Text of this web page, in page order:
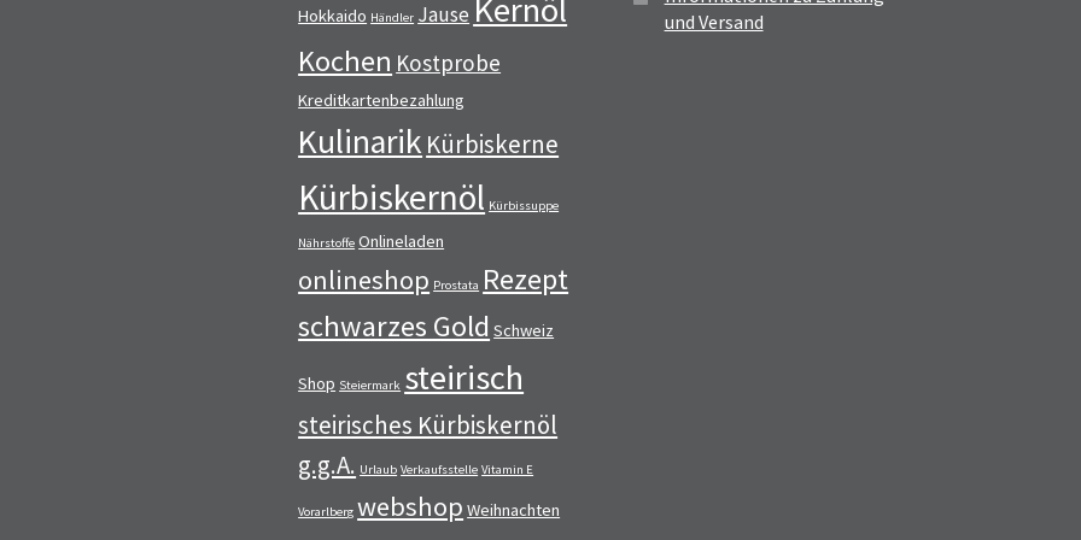
Hokkaido Händler Jause Kernöl
Kochen Kostprobe
Kreditkartenbezahlung
Kulinarik Kürbiskerne
Kürbiskernöl Kürbissuppe
Nährstoffe Onlineladen
onlineshop Prostata Rezept
schwarzes Gold Schweiz
Shop Steiermark steirisch
steirisches Kürbiskernöl
g.g.A. Urlaub Verkaufsstelle Vitamin E
Vorarlberg webshop Weihnachten
und Versand